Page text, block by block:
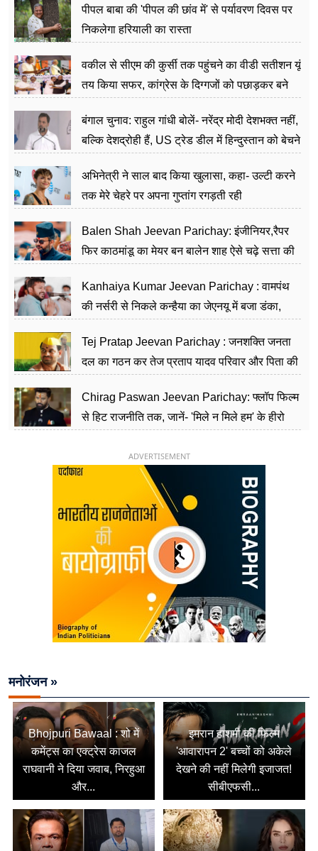
पीपल बाबा की 'पीपल की छांव में' से पर्यावरण दिवस पर
निकलेगा हरियाली का रास्ता
वकील से सीएम की कुर्सी तक पहुंचने का वीडी सतीशन यूं
तय किया सफर, कांग्रेस के दिग्गजों को पछाड़कर बने
बंगाल चुनाव: राहुल गांधी बोलें- नरेंद्र मोदी देशभक्त नहीं,
बल्कि देशद्रोही हैं, US ट्रेड डील में हिन्दुस्तान को बेचने
अभिनेत्री ने साल बाद किया खुलासा, कहा- उल्टी करने
तक मेरे चेहरे पर अपना गुप्तांग रगड़ती रही
Balen Shah Jeevan Parichay: इंजीनियर,रैपर
फिर काठमांडू का मेयर बन बालेन शाह ऐसे चढ़े सत्ता की
Kanhaiya Kumar Jeevan Parichay : वामपंथ
की नर्सरी से निकले कन्हैया का जेएनयू में बजा डंका,
Tej Pratap Jeevan Parichay : जनशक्ति जनता
दल का गठन कर तेज प्रताप यादव परिवार और पिता की
Chirag Paswan Jeevan Parichay: फ्लॉप फिल्म
से हिट राजनीति तक, जानें- 'मिले न मिले हम' के हीरो
ADVERTISEMENT
मनोरंजन »
Bhojpuri Bawaal : शो में
कमेंट्स का एक्ट्रेस काजल
राघवानी ने दिया जवाब, निरहुआ
और...
इमरान हाशमी की फिल्म
'आवारापन 2' बच्चों को अकेले
देखने की नहीं मिलेगी इजाजत!
सीबीएफसी...